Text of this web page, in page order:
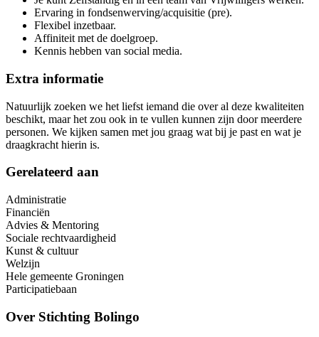
Ervaring in fondsenwerving/acquisitie (pre).
Flexibel inzetbaar.
Affiniteit met de doelgroep.
Kennis hebben van social media.
Extra informatie
Natuurlijk zoeken we het liefst iemand die over al deze kwaliteiten
beschikt, maar het zou ook in te vullen kunnen zijn door meerdere
personen. We kijken samen met jou graag wat bij je past en wat je
draagkracht hierin is.
Gerelateerd aan
Administratie
Financiën
Advies & Mentoring
Sociale rechtvaardigheid
Kunst & cultuur
Welzijn
Hele gemeente Groningen
Participatiebaan
Over Stichting Bolingo